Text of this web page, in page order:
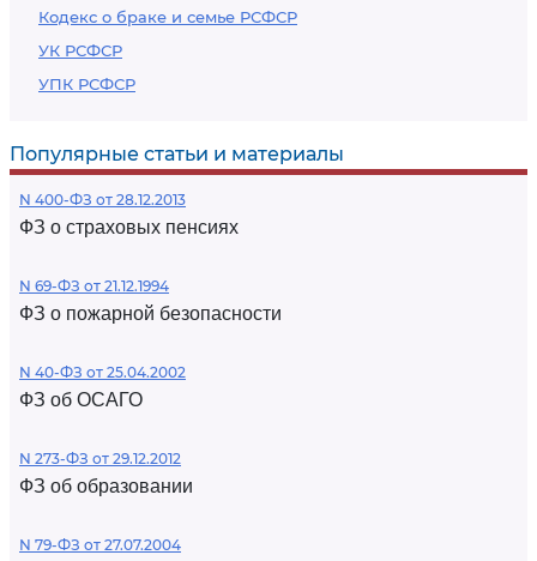
Кодекс о браке и семье РСФСР
УК РСФСР
УПК РСФСР
Популярные статьи и материалы
N 400-ФЗ от 28.12.2013
ФЗ о страховых пенсиях
N 69-ФЗ от 21.12.1994
ФЗ о пожарной безопасности
N 40-ФЗ от 25.04.2002
ФЗ об ОСАГО
N 273-ФЗ от 29.12.2012
ФЗ об образовании
N 79-ФЗ от 27.07.2004